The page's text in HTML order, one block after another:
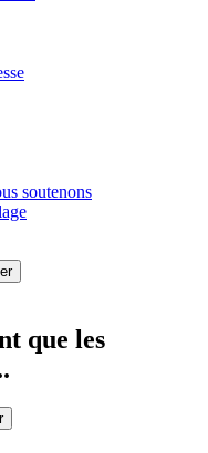
soutenons
que les